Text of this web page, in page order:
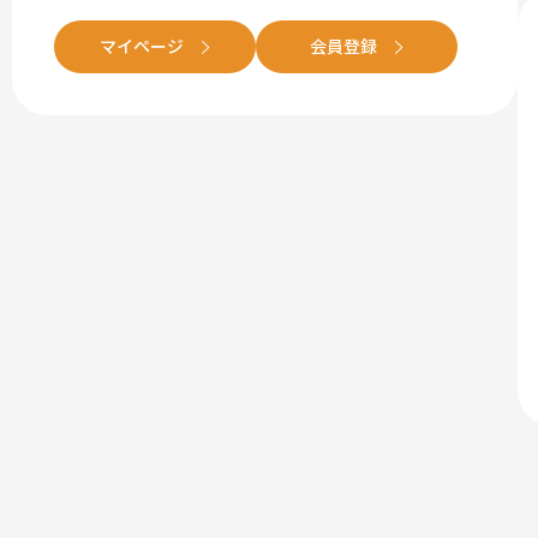
マイページ 会員登録